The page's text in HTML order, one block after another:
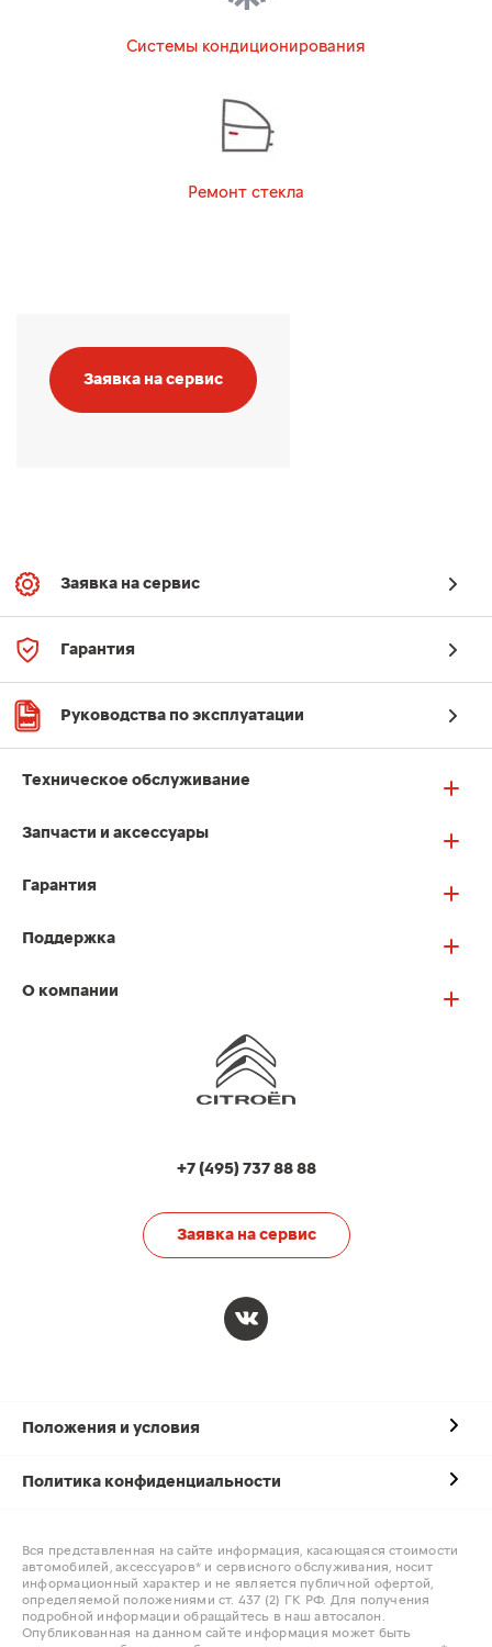
Системы кондиционирования
Ремонт стекла
Заявка на сервис
Заявка на сервис
Гарантия
Руководства по эксплуатации
Техническое обслуживание
Запчасти и аксессуары
Гарантия
Поддержка
О компании
+7 (495) 737 88 88
Заявка на сервис
Положения и условия
Политика конфиденциальности
Вся представленная на сайте информация, касающаяся стоимости
автомобилей, аксессуаров* и сервисного обслуживания, носит
информационный характер и не является публичной офертой,
определяемой положениями ст. 437 (2) ГК РФ. Для получения
подробной информации обращайтесь в наш автосалон.
Опубликованная на данном сайте информация может быть